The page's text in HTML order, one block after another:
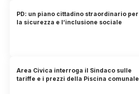
PD: un piano cittadino straordinario per
la sicurezza e l’inclusione sociale
Area Civica interroga il Sindaco sulle
tariffe e i prezzi della Piscina comunale